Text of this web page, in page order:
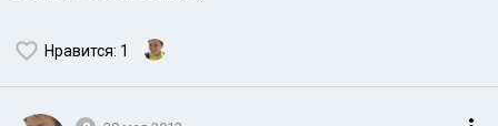
Нравится: 1